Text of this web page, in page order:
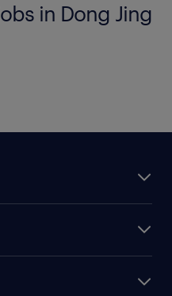
in Dong Jing